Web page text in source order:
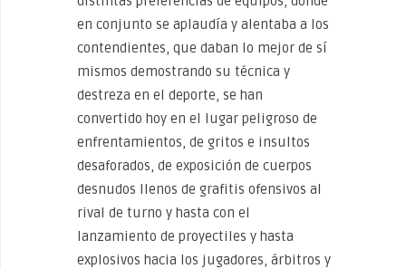
en conjunto se aplaudía y alentaba a los
contendientes, que daban lo mejor de sí
mismos demostrando su técnica y
destreza en el deporte, se han
convertido hoy en el lugar peligroso de
enfrentamientos, de gritos e insultos
desaforados, de exposición de cuerpos
desnudos llenos de grafitis ofensivos al
rival de turno y hasta con el
lanzamiento de proyectiles y hasta
explosivos hacia los jugadores, árbitros y